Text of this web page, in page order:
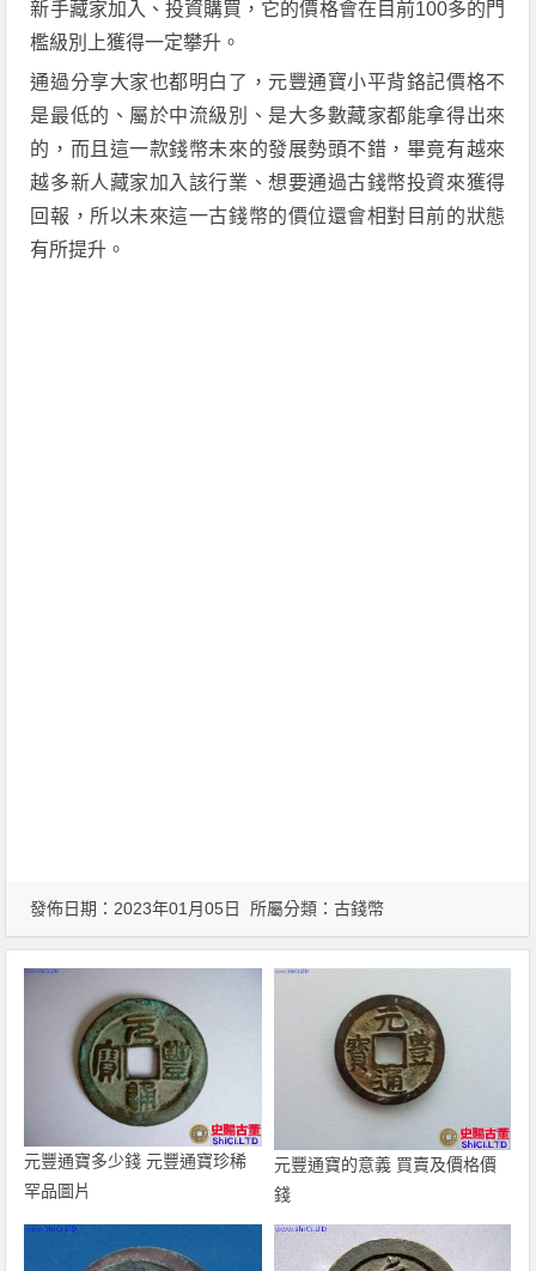
新手藏家加入、投資購買，它的價格會在目前100多的門
檻級別上獲得一定攀升。
通過分享大家也都明白了，元豐通寶小平背鉻記價格不
是最低的 、 屬於中流級別 、 是大多數藏家都能拿得出來
的，而且這一款錢幣未來的發展勢頭不錯，畢竟有越來
越多新人藏家加入 該行業 、想要通過古錢幣投資來獲得
回報，所以未來這一古錢幣的價位還會相對目前的狀態
有所提升。
發佈日期：2023年01月05日 所屬分類：古錢幣
元豐通寶多少錢 元豐通寶珍稀
罕品圖片
元豐通寶的意義 買賣及價格價
錢